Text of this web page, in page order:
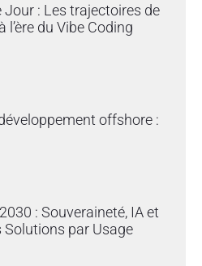
Jour : Les trajectoires de
l’ère du Vibe Coding
offshore :
: Souveraineté, IA et
Solutions par Usage